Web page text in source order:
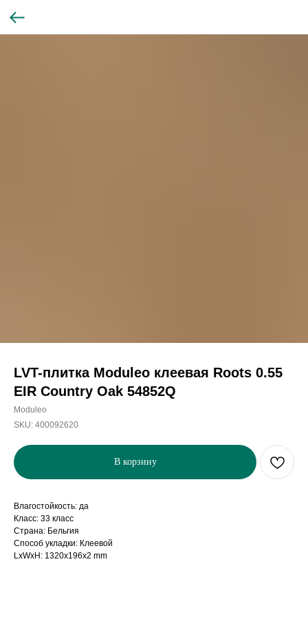
LVT-плитка Moduleo клеевая Roots 0.55
EIR Country Oak 54852Q
Moduleo
SKU: 400092620
В корзину
Влагостойкость: да
Класс: 33 класс
Страна: Бельгия
Способ укладки: Клеевой
LxWxH: 1320x196x2 mm